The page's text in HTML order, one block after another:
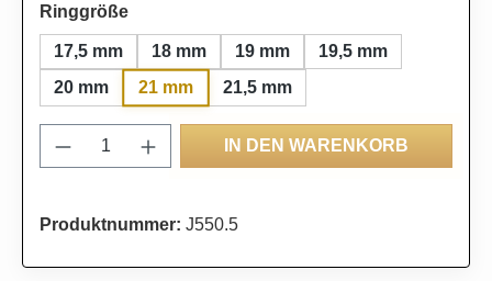
Ringgrößeauswählen
17,5 mm 18 mm 19 mm
19,5 mm
20 mm
21 mm 21,5 mm
Produkt Anzahl: Gib den gewünschten
IN DEN WARENKORB
Produktnummer: J550.5